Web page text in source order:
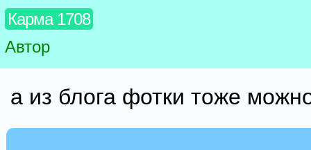
Карма 1708
Автор
а из блога фотки тоже